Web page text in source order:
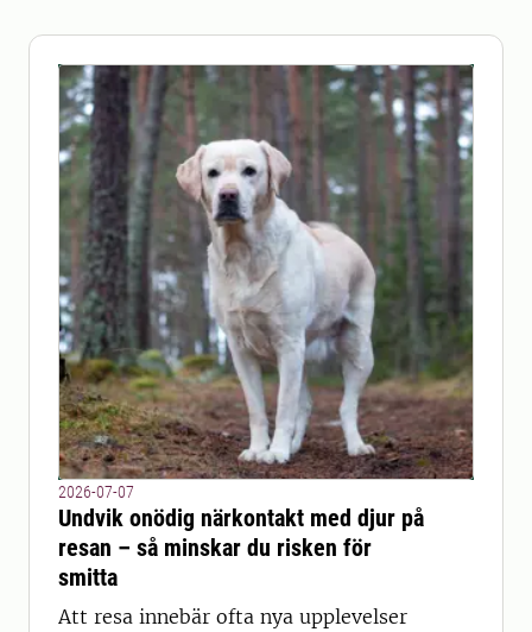
2026-07-07
Undvik onödig närkontakt med djur på
resan – så minskar du risken för
smitta
Att resa innebär ofta nya upplevelser